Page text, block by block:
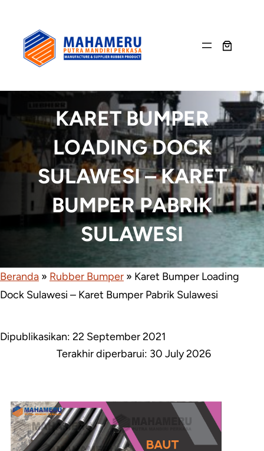
content
KARET BUMPER
LOADING DOCK
SULAWESI – KARET
BUMPER PABRIK
SULAWESI
Beranda » Rubber Bumper » Karet Bumper Loading
Dock Sulawesi – Karet Bumper Pabrik Sulawesi
Dipublikasikan: 22 September 2021
Terakhir diperbarui: 30 July 2026